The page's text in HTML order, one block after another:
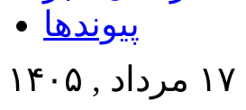
پیوندها